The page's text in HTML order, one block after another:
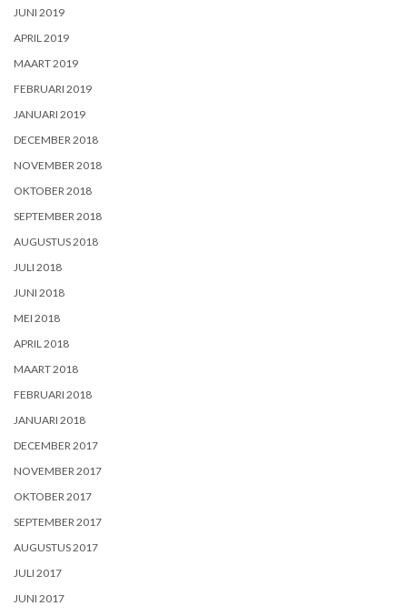
JUNI 2019
APRIL 2019
MAART 2019
FEBRUARI 2019
JANUARI 2019
DECEMBER 2018
NOVEMBER 2018
OKTOBER 2018
SEPTEMBER 2018
AUGUSTUS 2018
JULI 2018
JUNI 2018
MEI 2018
APRIL 2018
MAART 2018
FEBRUARI 2018
JANUARI 2018
DECEMBER 2017
NOVEMBER 2017
OKTOBER 2017
SEPTEMBER 2017
AUGUSTUS 2017
JULI 2017
JUNI 2017